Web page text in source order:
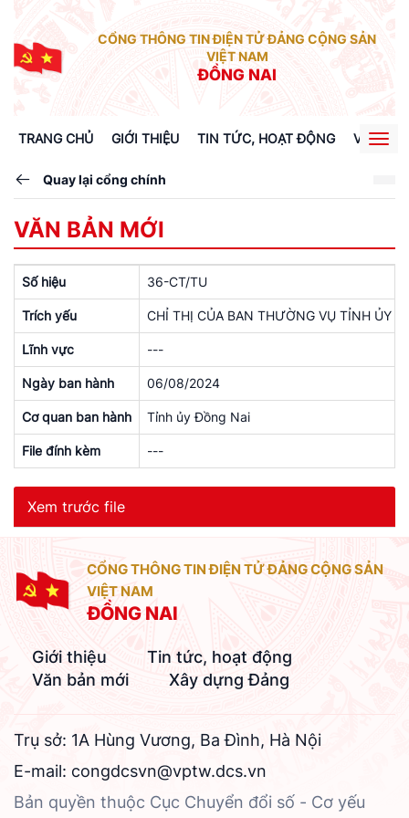
CỔNG THÔNG TIN ĐIỆN TỬ ĐẢNG CỘNG SẢN
VIỆT NAM
ĐỒNG NAI
TRANG CHỦ GIỚI THIỆU TIN TỨC, HOẠT ĐỘNG VĂN
Quay lại cổng chính
VĂN BẢN MỚI
Số hiệu 36-CT/TU
Trích yếu CHỈ THỊ CỦA BAN THƯỜNG VỤ TỈNH
Lĩnh vực ---
Ngày ban hành 06/08/2024
Cơ quan ban hành Tỉnh ủy Đồng Nai
File đính kèm ---
Xem trước file
CỔNG THÔNG TIN ĐIỆN TỬ ĐẢNG CỘNG SẢN
VIỆT NAM
ĐỒNG NAI
Giới thiệu
Tin tức, hoạt động
Văn bản mới
Xây dựng Đảng
Trụ sở: 1A Hùng Vương, Ba Đình, Hà Nội
E-mail: congdcsvn@vptw.dcs.vn
Bản quyền thuộc Cục Chuyển đổi số - Cơ yếu